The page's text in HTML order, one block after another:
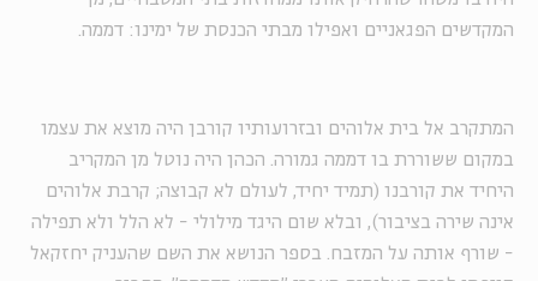
המקדשים הפגאניים ואפילו מבתי הכנסת של ימינו: דממה.
המתקרב אל בית אלוהים ובזרועותיו קורבן היה מוצא את עצמו
במקום ששוררת בו דממה גמורה. הכהן היה נוטל מן המקריב
היחיד את קורבנו (תמיד יחיד, לעולם לא קבוצה; קרבת אלוהים
אינה שירה בציבור), ובלא שום היגד מילולי - לא הלל ולא תפילה
- שורף אותה על המזבח. בספר הנושא את השם שהעניק יחזקאל